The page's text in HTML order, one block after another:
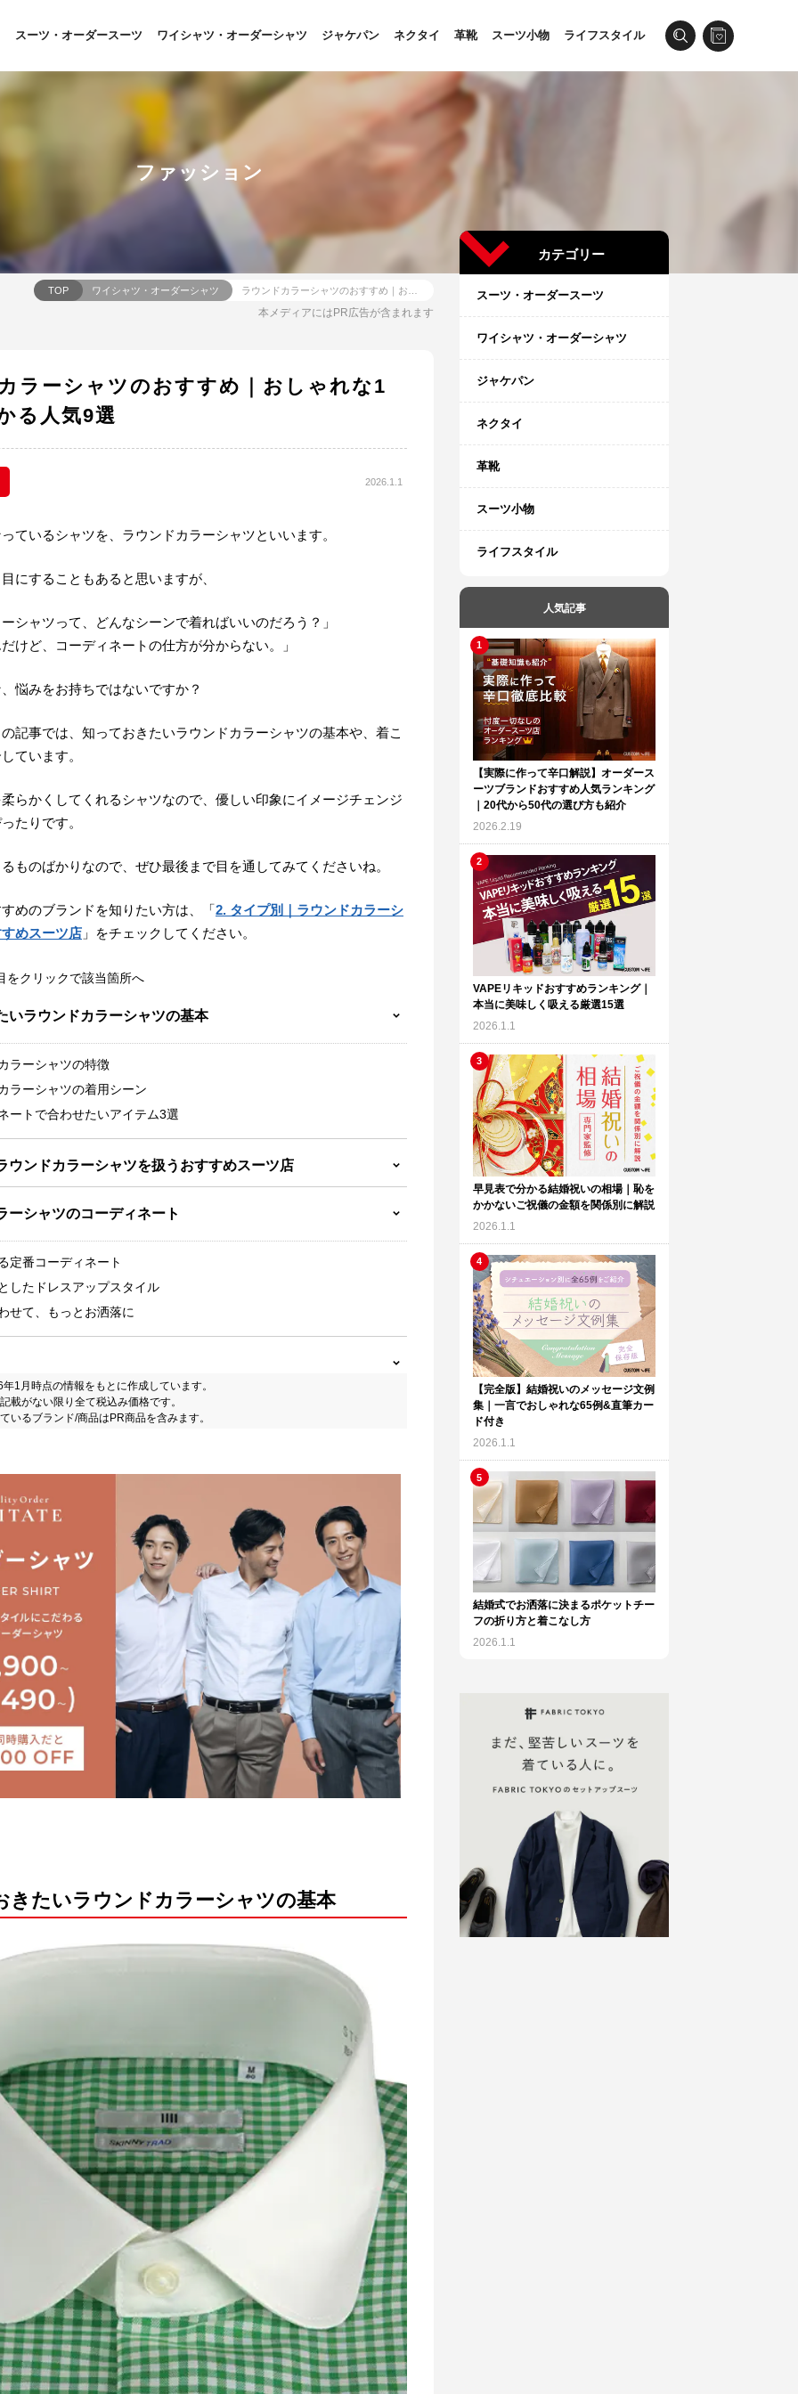
スーツ・オーダースーツ ワイシャツ・オーダーシャツ ジャケパン ネクタイ 革靴 スーツ小物 ライフスタイル
ファッション
TOP ワイシャツ・オーダーシャツ
本メディアにはPR広告が含まれます
ラーシャツのおすすめ｜おしゃれな1
る人気9選
2026.1.1
ているシャツを、ラウンドカラーシャツといいます。
にすることもあると思いますが、
シャツって、どんなシーンで着ればいいのだろう？」
けど、コーディネートの仕方が分からない。」
悩みをお持ちではないですか？
記事では、知っておきたいラウンドカラーシャツの基本や、着こ
ています。
らかくしてくれるシャツなので、優しい印象にイメージチェンジ
たりです。
ものばかりなので、ぜひ最後まで目を通してみてくださいね。
めのブランドを知りたい方は、「2. タイプ別｜ラウンドカラーシ
めスーツ店 」をチェックしてください。
をクリックで該当箇所へ
いラウンドカラーシャツの基本
ラーシャツの特徴
ラーシャツの着用シーン
ートで合わせたいアイテム3選
ウンドカラーシャツを扱うおすすめスーツ店
ーシャツのコーディネート
定番コーディネート
したドレスアップスタイル
せて、もっとお洒落に
1月時点の情報をもとに作成しています。
載がない限り全て税込み価格です。
いるブランド/商品はPR商品を含みます。
きたいラウンドカラーシャツの基本
カテゴリー
スーツ・オーダースーツ
ワイシャツ・オーダーシャツ
ジャケパン
ネクタイ
革靴
スーツ小物
ライフスタイル
人気記事
【実際に作って辛口解説】オーダース
ーツブランドおすすめ人気ランキング
｜20代から50代の選び方も紹介
2026.2.19
VAPEリキッドおすすめランキング｜
本当に美味しく吸える厳選15選
2026.1.1
早見表で分かる結婚祝いの相場｜恥を
かかないご祝儀の金額を関係別に解説
2026.1.1
【完全版】結婚祝いのメッセージ文例
集｜一言でおしゃれな65例&直筆カー
ド付き
2026.1.1
結婚式でお洒落に決まるポケットチー
フの折り方と着こなし方
2026.1.1